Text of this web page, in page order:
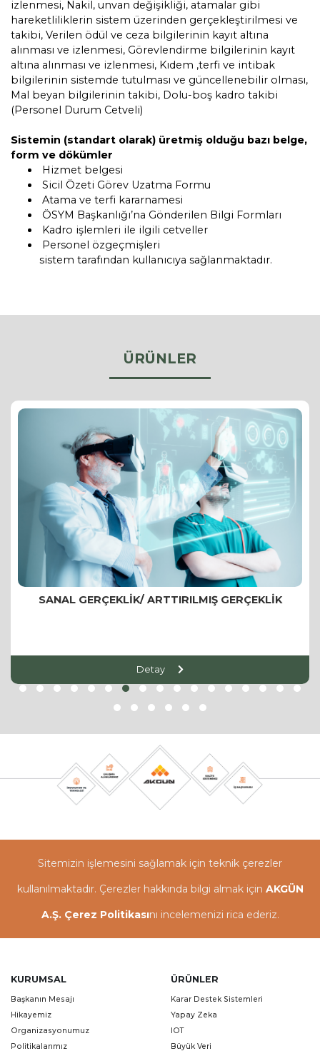
izlenmesi, Nakil, unvan değişikliği, atamalar gibi
hareketliliklerin sistem üzerinden gerçekleştirilmesi ve
takibi, Verilen ödül ve ceza bilgilerinin kayıt altına
alınması ve izlenmesi, Görevlendirme bilgilerinin kayıt
altına alınması ve izlenmesi, Kıdem ,terfi ve intibak
bilgilerinin sistemde tutulması ve güncellenebilir olması,
Mal beyan bilgilerinin takibi, Dolu-boş kadro takibi
(Personel Durum Cetveli)
Sistemin (standart olarak) üretmiş olduğu bazı belge,
form ve dökümler
Hizmet belgesi
Sicil Özeti Görev Uzatma Formu
Atama ve terfi kararnamesi
ÖSYM Başkanlığı’na Gönderilen Bilgi Formları
Kadro işlemleri ile ilgili cetveller
Personel özgeçmişleri
sistem tarafından kullanıcıya sağlanmaktadır.
ÜRÜNLER
SANAL GERÇEKLIK/ ARTTIRILMIŞ GERÇEKLIK
Detay
Sitemizin işlemesini sağlamak için teknik çerezler
kullanılmaktadır. Çerezler hakkında bilgi almak için AKGÜN
A.Ş. Çerez Politikasını incelemenizi rica ederiz.
KURUMSAL
Başkanın Mesajı
Hikayemiz
Organizasyonumuz
Politikalarımız
ÜRÜNLER
Karar Destek Sistemleri
Yapay Zeka
IOT
Büyük Veri